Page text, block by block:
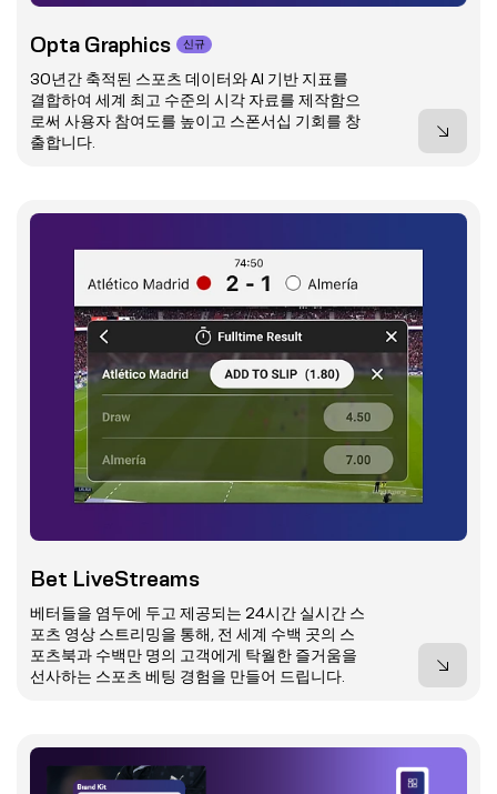
Opta Graphics 신규
30년간 축적된 스포츠 데이터와 AI 기반 지표를
결합하여 세계 최고 수준의 시각 자료를 제작함으
로써 사용자 참여도를 높이고 스폰서십 기회를 창
출합니다.
Bet LiveStreams
베터들을 염두에 두고 제공되는 24시간 실시간 스
포츠 영상 스트리밍을 통해, 전 세계 수백 곳의 스
포츠북과 수백만 명의 고객에게 탁월한 즐거움을
선사하는 스포츠 베팅 경험을 만들어 드립니다.